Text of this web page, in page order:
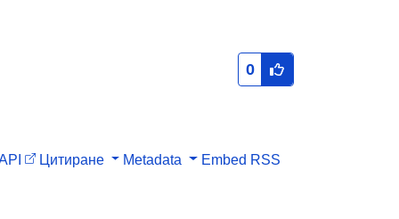
0
Цитиране Metadata Embed RSS